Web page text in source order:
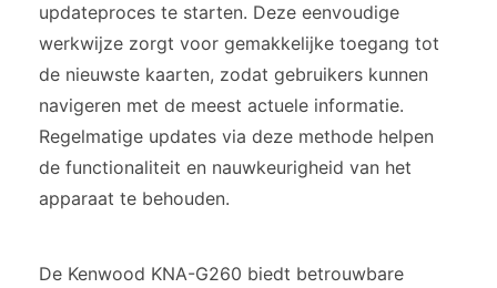
updateproces te starten. Deze eenvoudige
werkwijze zorgt voor gemakkelijke toegang tot
de nieuwste kaarten, zodat gebruikers kunnen
navigeren met de meest actuele informatie.
Regelmatige updates via deze methode helpen
de functionaliteit en nauwkeurigheid van het
apparaat te behouden.
De Kenwood KNA-G260 biedt betrouwbare